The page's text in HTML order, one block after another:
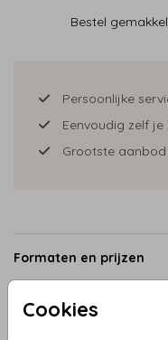
Cookies
Bestel
Persoonlijke
Eenvoudig zelf
Grootste
Formaten en prijzen